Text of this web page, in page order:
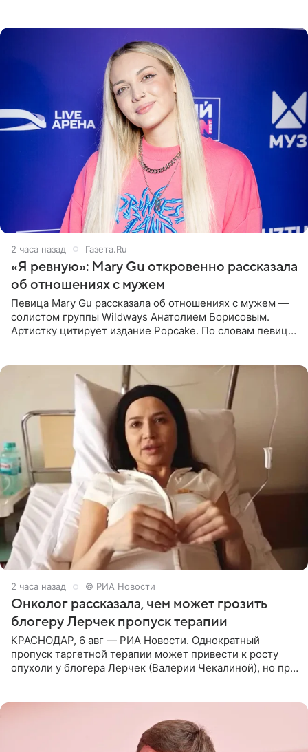
2 часа назад Газета.Ru
«Я ревную»: Mary Gu откровенно рассказала
об отношениях с мужем
Певица Mary Gu рассказала об отношениях с мужем —
солистом группы Wildways Анатолием Борисовым.
Артистку цитирует издание Popcake. По словам певицы,
2 часа назад © РИА Новости
Онколог рассказала, чем может грозить
блогеру Лерчек пропуск терапии
КРАСНОДАР, 6 авг — РИА Новости. Однократный
пропуск таргетной терапии может привести к росту
опухоли у блогера Лерчек (Валерии Чекалиной), но при